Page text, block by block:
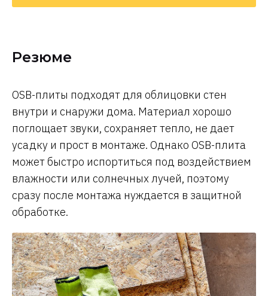
Резюме
OSB-плиты подходят для облицовки стен
внутри и снаружи дома. Материал хорошо
поглощает звуки, сохраняет тепло, не дает
усадку и прост в монтаже. Однако OSB-плита
может быстро испортиться под воздействием
влажности или солнечных лучей, поэтому
сразу после монтажа нуждается в защитной
обработке.